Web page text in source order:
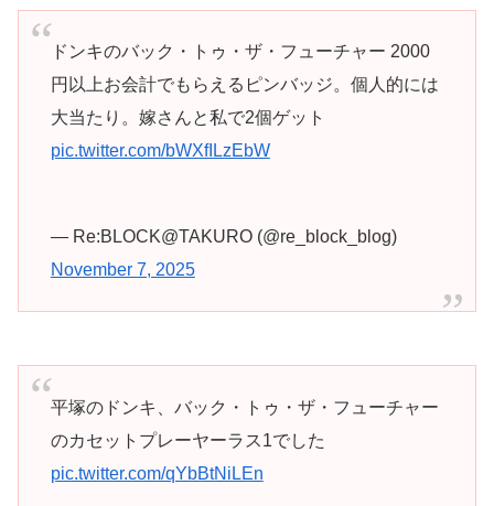
ドンキのバック・トゥ・ザ・フューチャー 2000
円以上お会計でもらえるピンバッジ。個人的には
大当たり。嫁さんと私で2個ゲット
pic.twitter.com/bWXfILzEbW
— Re:BLOCK@TAKURO (@re_block_blog)
November 7, 2025
平塚のドンキ、バック・トゥ・ザ・フューチャー
のカセットプレーヤーラス1でした
pic.twitter.com/qYbBtNiLEn